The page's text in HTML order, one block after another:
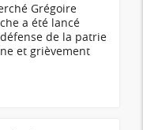
Grégoire
a été lancé
de la patrie
et grièvement